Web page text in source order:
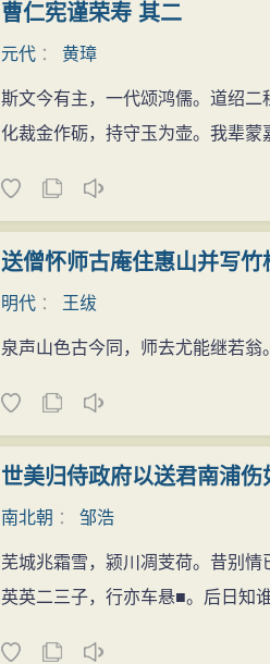
曹仁宪谨荣寿 其二
元代 ： 黄璋
斯文今有主，一代颂鸿儒。道绍二
化裁金作砺，持守玉为壶。我辈蒙
送僧怀师古庵住惠山并写竹
明代 ： 王绂
泉声山色古今同，师去尤能继若翁
世美归侍政府以送君南浦
南北朝 ： 邹浩
芜城兆霜雪，颍川凋芰荷。昔别情
英英二三子，行亦车悬■。后日知